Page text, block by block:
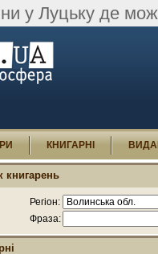
у Луцьку де
КНИГАРНІ
книгарень
Регіон:
Фраза: